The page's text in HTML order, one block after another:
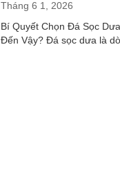
Tháng 6 1, 2026
Bí Quyết Chọn Đá Sọc
Đến Vậy? Đá sọc dưa là